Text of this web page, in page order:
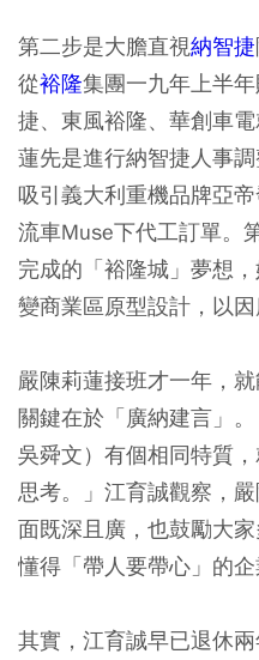
第二步是大膽直視納智捷
從裕隆集團一九年上半
捷、東風裕隆、華創車
蓮先是進行納智捷人事
吸引義大利重機品牌亞
流車Muse下代工訂單。
完成的「裕隆城」夢想
變商業區原型設計，以因
嚴陳莉蓮接班才一年，
關鍵在於「廣納建言」
吳舜文）有個相同特質
思考。」江育誠觀察，
面既深且廣，也鼓勵大
懂得「帶人要帶心」的企
其實，江育誠早已退休